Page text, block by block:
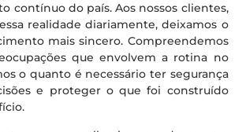
contínuo do país. Aos nossos clientes,
realidade diariamente, deixamos o
mais sincero. Compreendemos
que envolvem a rotina no
o quanto é necessário ter segurança
e proteger o que foi construído